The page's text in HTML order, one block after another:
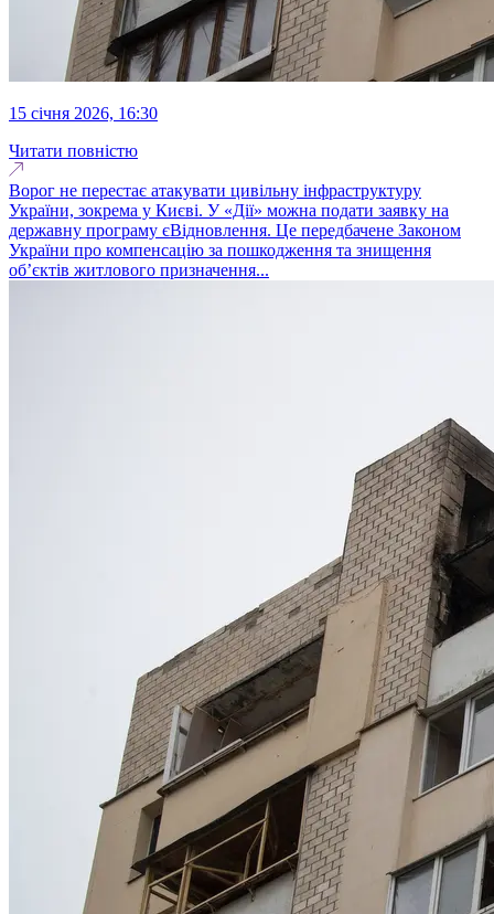
15 січня 2026, 16:30
Читати повністю
Ворог не перестає атакувати цивільну інфраструктуру
України, зокрема у Києві. У «Дії» можна подати заявку на
державну програму єВідновлення. Це передбачене Законом
України про компенсацію за пошкодження та знищення
об’єктів житлового призначення...